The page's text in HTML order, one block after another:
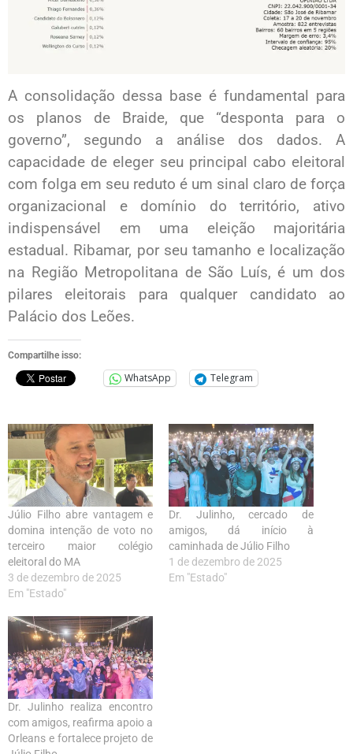
A consolidação dessa base é fundamental para
os planos de Braide, que “desponta para o
governo”, segundo a análise dos dados. A
capacidade de eleger seu principal cabo eleitoral
com folga em seu reduto é um sinal claro de força
organizacional e domínio do território, ativo
indispensável em uma eleição majoritária
estadual. Ribamar, por seu tamanho e localização
na Região Metropolitana de São Luís, é um dos
pilares eleitorais para qualquer candidato ao
Palácio dos Leões.
Compartilhe isso:
WhatsApp Telegram
Júlio Filho abre vantagem e
domina intenção de voto no
terceiro maior colégio
eleitoral do MA
3 de dezembro de 2025
Em "Estado"
Dr. Julinho, cercado de
amigos, dá início à
caminhada de Júlio Filho
1 de dezembro de 2025
Em "Estado"
Dr. Julinho realiza encontro
com amigos, reafirma apoio a
Orleans e fortalece projeto de